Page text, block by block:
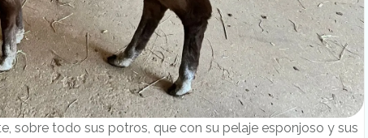
sobre todo sus potros, que con su pelaje esponjoso y sus